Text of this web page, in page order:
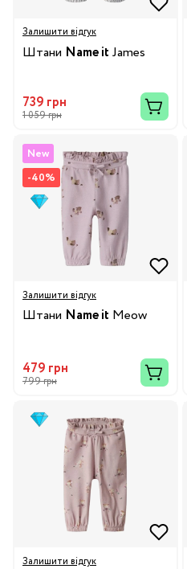
Залишити відгук
Штани Name it James
739 грн
1 059 грн
New
-40%
Залишити відгук
Штани Name it Meow
479 грн
799 грн
Залишити відгук